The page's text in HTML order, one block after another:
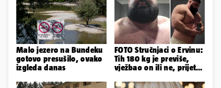
Malo jezero na Bundeku
gotovo presušilo, ovako
izgleda danas
FOTO Stručnjaci o Ervinu:
Tih 180 kg je previše,
vježbao on ili ne, prijete